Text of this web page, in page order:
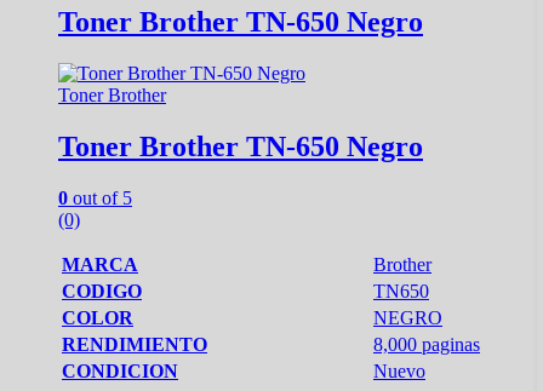
Toner Brother TN-650 Negro
Toner Brother
Toner Brother TN-650 Negro
0 out of 5
(0)
MARCA
Brother
CODIGO
TN650
COLOR
NEGRO
RENDIMIENTO
8,000 paginas
CONDICION
Nuevo